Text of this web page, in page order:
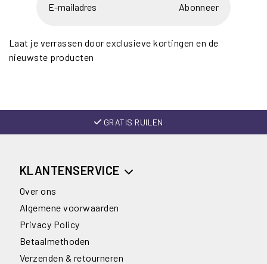
Abonneer
Laat je verrassen door exclusieve kortingen en de
nieuwste producten
GRATIS RUILEN
KLANTENSERVICE
Over ons
Algemene voorwaarden
Privacy Policy
Betaalmethoden
Verzenden & retourneren